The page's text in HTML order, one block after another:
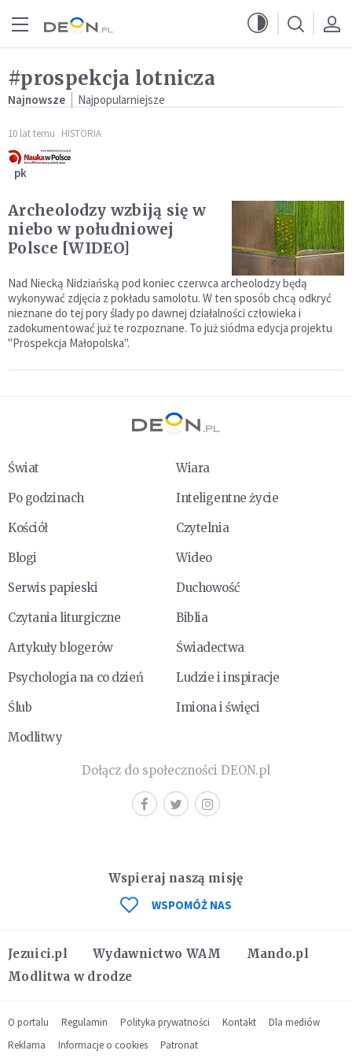
#prospekcja lotnicza
Najnowsze Najpopularniejsze
10 lat temu HISTORIA
pk
Archeolodzy wzbiją się w
niebo w południowej
Polsce [WIDEO]
Nad Niecką Nidziańską pod koniec czerwca archeolodzy będą
wykonywać zdjęcia z pokładu samolotu. W ten sposób chcą odkryć
nieznane do tej pory ślady po dawnej działalności człowieka i
zadokumentować już te rozpoznane. To już siódma edycja projektu
"Prospekcja Małopolska".
Świat
Wiara
Po godzinach
Inteligentne życie
Kościół
Czytelnia
Blogi
Wideo
Serwis papieski
Duchowość
Czytania liturgiczne
Biblia
Artykuły blogerów
Świadectwa
Psychologia na co dzień
Ludzie i inspiracje
Ślub
Imiona i święci
Modlitwy
Dołącz do społeczności DEON.pl
Jezuici.pl Wydawnictwo WAM
Mando.pl
Modlitwa w drodze
Wspieraj naszą misję
WSPOMÓŻ NAS
O portalu Regulamin Polityka prywatności Kontakt
Dla mediów
Reklama
Informacje o cookies Patronat